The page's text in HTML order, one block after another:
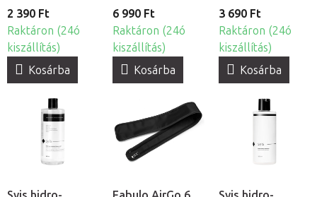
2 390 Ft
Raktáron (24ó
kiszállítás)
Kosárba
6 990 Ft
Raktáron (24ó
kiszállítás)
Kosárba
3 690 Ft
Raktáron (24ó
kiszállítás)
Kosárba